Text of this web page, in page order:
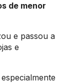
de menor
e passou a
e